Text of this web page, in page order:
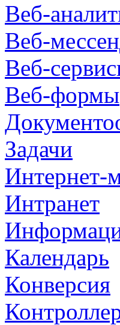
Веб-
Веб-
Веб-
Веб-формы
Задачи
Интернет-
Интранет
Календарь
Конверсия